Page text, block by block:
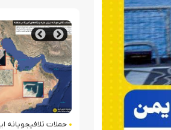
بلوچستان به قتل رساند حملات تلافی‎جویانه ایران علیه پایگاه‌های آمریکا در منطقه